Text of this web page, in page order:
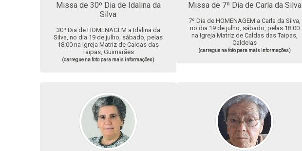
Missa de 30º Dia de Idalina da
Silva
30º Dia de HOMENAGEM a Idalina da
Silva, no dia 19 de julho, sábado, pelas
18:00 na Igreja Matriz de Caldas das
Taipas, Guimarães
(carregue na foto para mais informações)
Missa de 7º Dia de Carla da Silva
7º Dia de HOMENAGEM a Carla da Silva,
no dia 19 de julho, sábado, pelas 18:00
na Igreja Matriz de Caldas das Taipas,
Caldelas
(carregue na foto para mais informações)